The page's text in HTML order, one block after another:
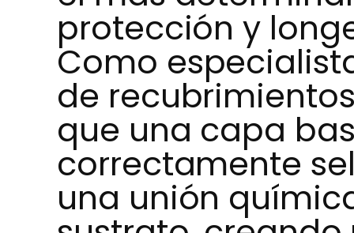
protección y
Como
de
que una capa
correctamente
una unión